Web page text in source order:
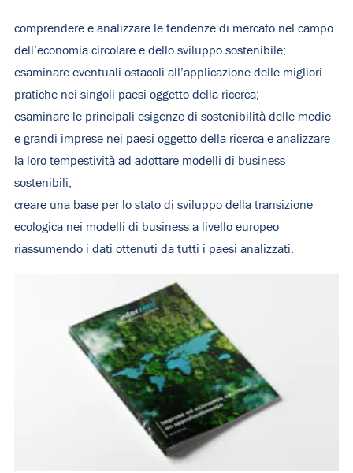
comprendere e analizzare le tendenze di mercato nel campo
dell’economia circolare e dello sviluppo sostenibile;
esaminare eventuali ostacoli all’applicazione delle migliori
pratiche nei singoli paesi oggetto della ricerca;
esaminare le principali esigenze di sostenibilità delle medie
e grandi imprese nei paesi oggetto della ricerca e analizzare
la loro tempestività ad adottare modelli di business
sostenibili;
creare una base per lo stato di sviluppo della transizione
ecologica nei modelli di business a livello europeo
riassumendo i dati ottenuti da tutti i paesi analizzati.